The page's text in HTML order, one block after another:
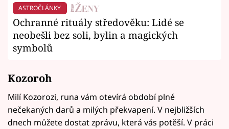
ASTROČLÁNKY
Ochranné rituály středověku: Lidé se
neobešli bez soli, bylin a magických
symbolů
Kozoroh
Milí Kozorozi, runa vám otevírá období plné
nečekaných darů a milých překvapení. V nejbližších
dnech můžete dostat zprávu, která vás potěší. V práci